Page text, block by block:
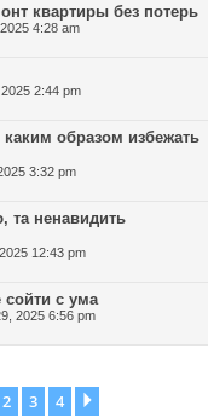
квартиры без потерь
4:28 am
2:44 pm
образом избежать
3:32 pm
та ненавидить
12:43 pm
сойти с ума
2025 6:56 pm
2 3 4